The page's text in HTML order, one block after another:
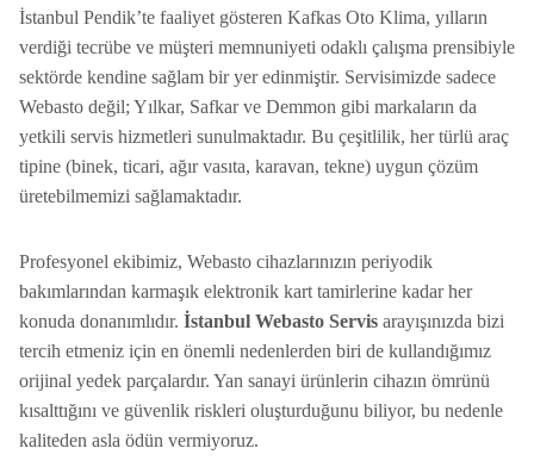
İstanbul Pendik’te faaliyet gösteren Kafkas Oto Klima, yılların
verdiği tecrübe ve müşteri memnuniyeti odaklı çalışma prensibiyle
sektörde kendine sağlam bir yer edinmiştir. Servisimizde sadece
Webasto değil; Yılkar, Safkar ve Demmon gibi markaların da
yetkili servis hizmetleri sunulmaktadır. Bu çeşitlilik, her türlü araç
tipine (binek, ticari, ağır vasıta, karavan, tekne) uygun çözüm
üretebilmemizi sağlamaktadır.
Profesyonel ekibimiz, Webasto cihazlarınızın periyodik
bakımlarından karmaşık elektronik kart tamirlerine kadar her
konuda donanımlıdır. İstanbul Webasto Servisarayışınızda bizi
tercih etmeniz için en önemli nedenlerden biri de kullandığımız
orijinal yedek parçalardır. Yan sanayi ürünlerin cihazın ömrünü
kısalttığını ve güvenlik riskleri oluşturduğunu biliyor, bu nedenle
kaliteden asla ödün vermiyoruz.